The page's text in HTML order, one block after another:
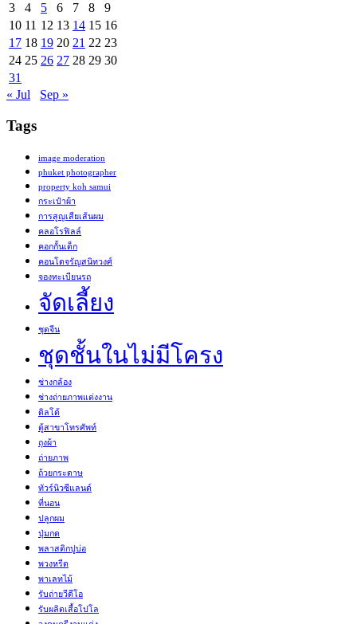
3
4 5 6 7 8
9
10 11 12 13 14 15 16
17 18 19 20 21 22 23
24 25 26 27 28 29 30
31
« Jul
Sep »
Tags
image moderation
phuket photographer
property koh samui
กระเป๋าผ้า
การสูญเสียเส้นผม
คลอโรฟิลล์
คอกกั้นเด็ก
คอนโดจรัญสนิทวงศ์
จองทะเบียนรถ
จัดเลี้ยง
ชุดจีน
ชุดชั้นในไม่มีโครง
ช่างกล้อง
ช่างถ่ายภาพแต่งงาน
ดิลโด้
ตู้สาขาโทรศัพท์
ถุงผ้า
ถ่ายภาพ
ถ้วยกระดาษ
ทัวร์นิวซีแลนด์
ที่นอน
ปลูกผม
ปุ่มกด
พลาสติกปูบ่อ
พวงหรีด
พาเลทไม้
รับถ่ายวีดีโอ
รับผลิตเสื้อโปโล